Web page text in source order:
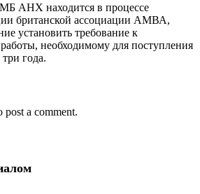
АНХ находится в процессе
британской ассоциации АМВА,
установить требование к
необходимому для поступления
года.
post a comment.